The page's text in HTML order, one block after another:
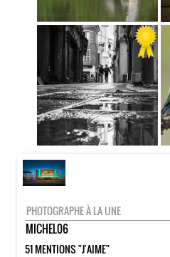
PHOTOGRAPHE À LA UNE
MICHEL06
51 MENTIONS "J'AIME"